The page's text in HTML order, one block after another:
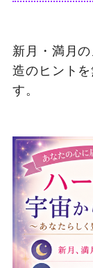
新月・満月
造のヒント
す。